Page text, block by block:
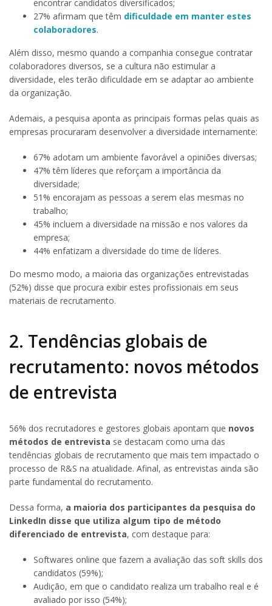
encontrar candidatos diversificados;
27% afirmam que têm dificuldade em manter estes
colaboradores.
Além disso, mesmo quando a companhia consegue contratar
colaboradores diversos, se a cultura não estimular a
diversidade, eles terão dificuldade em se adaptar ao ambiente
da organização.
Ademais, a pesquisa aponta as principais formas pelas quais as
empresas procuraram desenvolver a diversidade internamente:
67% adotam um ambiente favorável a opiniões diversas;
47% têm líderes que reforçam a importância da
diversidade;
51% encorajam as pessoas a serem elas mesmas no
trabalho;
45% incluem a diversidade na missão e nos valores da
empresa;
44% enfatizam a diversidade do time de líderes.
Do mesmo modo, a maioria das organizações entrevistadas
(52%) disse que procura exibir estes profissionais em seus
materiais de recrutamento.
2. Tendências globais de
recrutamento: novos métodos
de entrevista
56% dos recrutadores e gestores globais apontam que novos
métodos de entrevista se destacam como uma das
tendências globais de recrutamento que mais tem impactado o
processo de R&S na atualidade. Afinal, as entrevistas ainda são
parte fundamental do recrutamento.
Dessa forma, a maioria dos participantes da pesquisa do
LinkedIn disse que utiliza algum tipo de método
diferenciado de entrevista, com destaque para:
Softwares online que fazem a avaliação das soft skills dos
candidatos (59%);
Audição, em que o candidato realiza um trabalho real e é
avaliado por isso (54%);